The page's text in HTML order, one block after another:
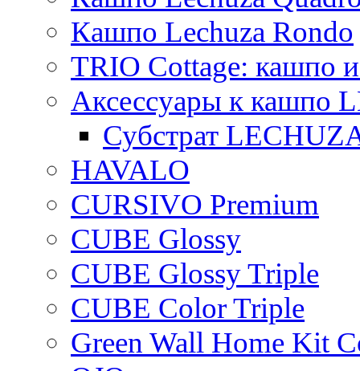
Кашпо Lechuza Rondo
TRIO Cottage: кашпо
Аксессуары к кашпо
Субстрат
HAVALO
CURSIVO Premium
CUBE Glossy
CUBE Glossy Triple
CUBE Color Triple
Green Wall Home Kit